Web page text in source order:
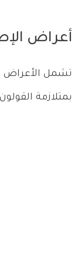
أعراض
تشمل الأعراض
بمتلازمة